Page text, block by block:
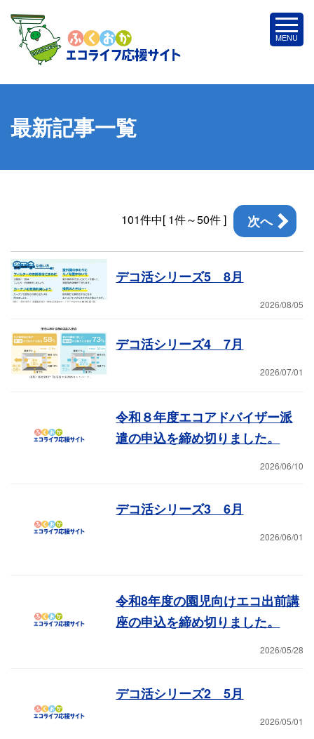
最新記事一覧
101件中[ 1件～50件 ] 次へ
デコ活シリーズ5 8月
2026/08/05
デコ活シリーズ4 7月
2026/07/01
令和８年度エコアドバイザー派
遣の申込を締め切りました。
2026/06/10
デコ活シリーズ3 6月
2026/06/01
令和8年度の園児向けエコ出前講
座の申込を締め切りました。
2026/05/28
デコ活シリーズ2 5月
2026/05/01